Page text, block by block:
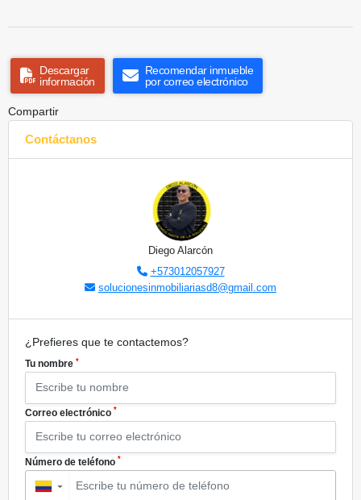
Descargar
información
Recomendar inmueble
por correo electrónico
Compartir
Contáctanos
Diego Alarcón
+573012057927
solucionesinmobiliariasd8@gmail.com
¿Prefieres que te contactemos?
Tu nombre *
Correo electrónico *
Número de teléfono *
▼